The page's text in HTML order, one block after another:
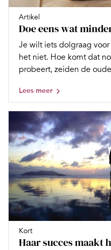
Artikel
Doe eens wat
Je wilt iets dolgraag
het niet. Hoe komt dat
probeert, zeiden de
Lees meer
Kort
Haar succes maakt